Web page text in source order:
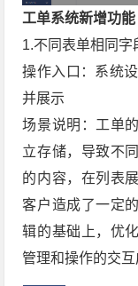
工单系统新增功能
1.不同表单相同字
操作入口：系统
并展示
场景说明：工单
立存储，导致不
的内容，在列表
客户造成了一定
辑的基础上，优
管理和操作的交互